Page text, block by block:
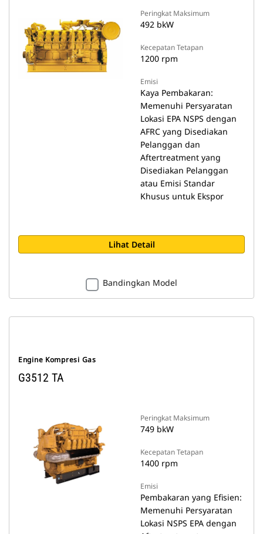
Peringkat Maksimum
492 bkW
Kecepatan Tetapan
1200 rpm
Emisi
Kaya Pembakaran:
Memenuhi Persyaratan
Lokasi EPA NSPS dengan
AFRC yang Disediakan
Pelanggan dan
Aftertreatment yang
Disediakan Pelanggan
atau Emisi Standar
Khusus untuk Ekspor
Lihat Detail
Bandingkan Model
Engine Kompresi Gas
G3512 TA
Peringkat Maksimum
749 bkW
Kecepatan Tetapan
1400 rpm
Emisi
Pembakaran yang Efisien:
Memenuhi Persyaratan
Lokasi NSPS EPA dengan